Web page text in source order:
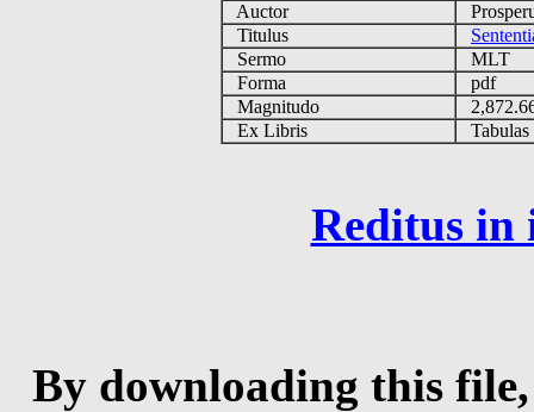
Auctor
Titulus
Sermo
MLT
Forma
pdf
Magnitudo
Ex Libris
Reditus in
By downloading this